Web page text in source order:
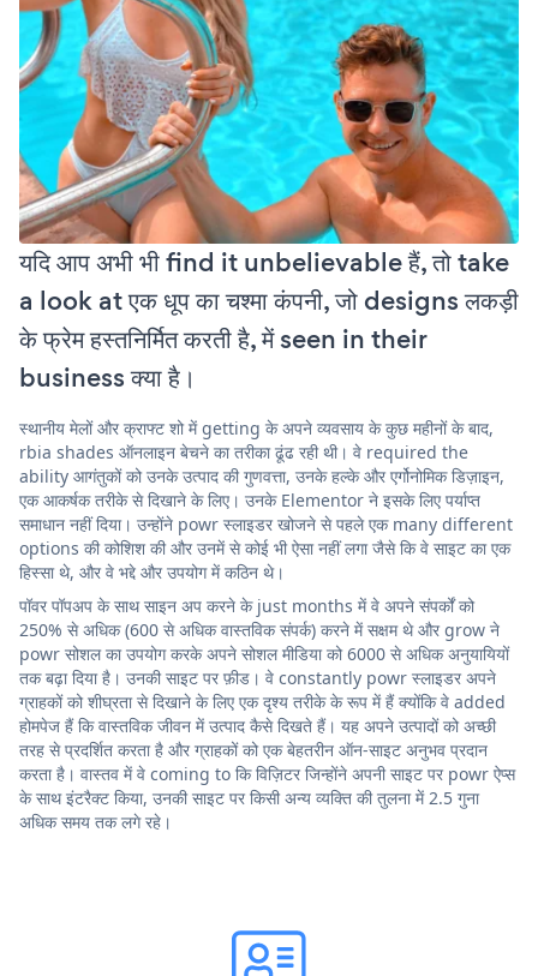
यदि आप अभी भी find it unbelievable हैं, तो take
a look at एक धूप का चश्मा कंपनी, जो designs लकड़ी
के फ्रेम हस्तनिर्मित करती है, में seen in their
business क्या है।
स्थानीय मेलों और क्राफ्ट शो में getting के अपने व्यवसाय के कुछ महीनों के बाद,
rbia shades ऑनलाइन बेचने का तरीका ढूंढ रही थी। वे required the
ability आगंतुकों को उनके उत्पाद की गुणवत्ता, उनके हल्के और एर्गोनोमिक डिज़ाइन,
एक आकर्षक तरीके से दिखाने के लिए। उनके Elementor ने इसके लिए पर्याप्त
समाधान नहीं दिया। उन्होंने powr स्लाइडर खोजने से पहले एक many different
options की कोशिश की और उनमें से कोई भी ऐसा नहीं लगा जैसे कि वे साइट का एक
हिस्सा थे, और वे भद्दे और उपयोग में कठिन थे।
पॉवर पॉपअप के साथ साइन अप करने के just months में वे अपने संपर्कों को
250% से अधिक (600 से अधिक वास्तविक संपर्क) करने में सक्षम थे और grow ने
powr सोशल का उपयोग करके अपने सोशल मीडिया को 6000 से अधिक अनुयायियों
तक बढ़ा दिया है। उनकी साइट पर फ़ीड। वे constantly powr स्लाइडर अपने
ग्राहकों को शीघ्रता से दिखाने के लिए एक दृश्य तरीके के रूप में हैं क्योंकि वे added
होमपेज हैं कि वास्तविक जीवन में उत्पाद कैसे दिखते हैं। यह अपने उत्पादों को अच्छी
तरह से प्रदर्शित करता है और ग्राहकों को एक बेहतरीन ऑन-साइट अनुभव प्रदान
करता है। वास्तव में वे coming to कि विज़िटर जिन्होंने अपनी साइट पर powr ऐप्स
के साथ इंटरैक्ट किया, उनकी साइट पर किसी अन्य व्यक्ति की तुलना में 2.5 गुना
अधिक समय तक लगे रहे।